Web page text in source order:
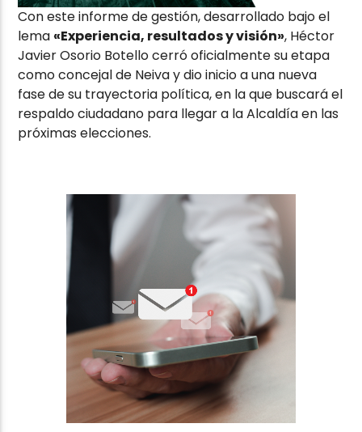
Con este informe de gestión, desarrollado bajo el
lema «Experiencia, resultados y visión», Héctor
Javier Osorio Botello cerró oficialmente su etapa
como concejal de Neiva y dio inicio a una nueva
fase de su trayectoria política, en la que buscará el
respaldo ciudadano para llegar a la Alcaldía en las
próximas elecciones.